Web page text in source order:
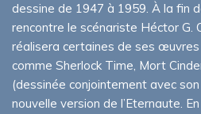
dessine de 1947 à 1959. À la fin
rencontre le scénariste Héctor G.
réalisera certaines de ses
comme Sherlock Time, Mort
(dessinée conjointement avec
nouvelle version de l’Eternaute.